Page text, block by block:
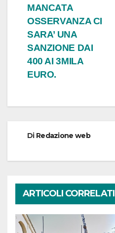
MANCATA
OSSERVANZA CI
SARA’ UNA
SANZIONE DAI
400 AI 3MILA
EURO.
Di Redazione web
ARTICOLI CORRELATI